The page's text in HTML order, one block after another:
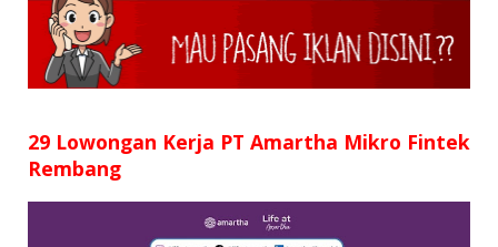
SMP
D3
29 Lowongan Kerja PT Amartha Mikro Fintek
Rembang